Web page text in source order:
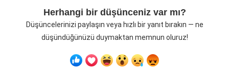
Herhangi bir düşünceniz var mı?
Düşüncelerinizi paylaşın veya hızlı bir yanıt bırakın — ne
düşündüğünüzü duymaktan memnun oluruz!